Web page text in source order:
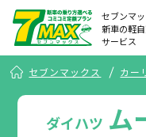
セブンマ
新車の軽
サービス
セブンマックス カー
ダイハツ ム